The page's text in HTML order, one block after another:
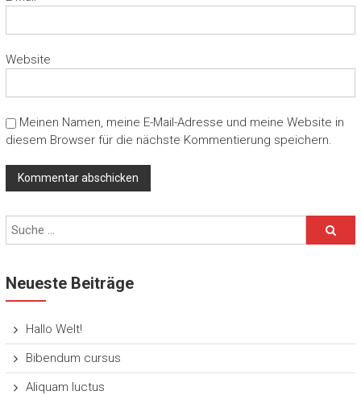
Website
Meinen Namen, meine E-Mail-Adresse und meine Website in
diesem Browser für die nächste Kommentierung speichern.
Neueste Beiträge
Hallo Welt!
Bibendum cursus
Aliquam luctus